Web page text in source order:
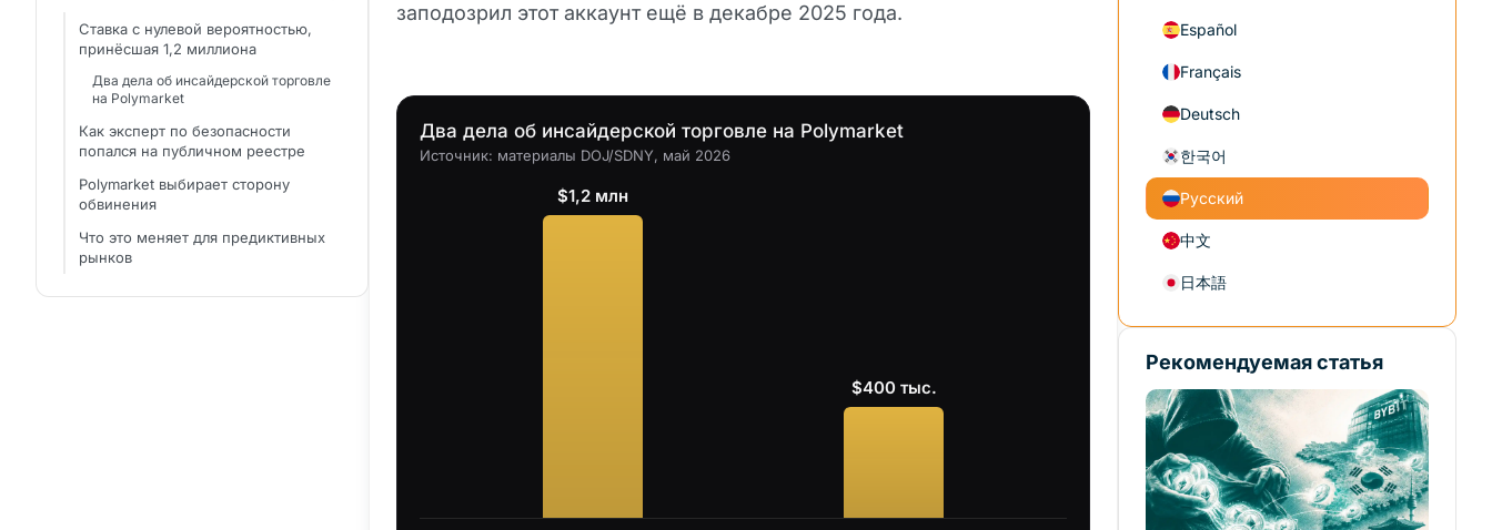
заподозрил этот аккаунт ещё в декабре 2025 года.
Два дела об инсайдерской торговле на Polymarket
Источник: материалы DOJ/SDNY, май 2026
$1,2 млн
$400 тыс.
Ставка с нулевой вероятностью,
принёсшая 1,2 миллиона
Два дела об инсайдерской торговле
на Polymarket
Как эксперт по безопасности
попался на публичном реестре
Polymarket выбирает сторону
обвинения
Что это меняет для предиктивных
рынков
Español
Français
Deutsch
한국어
Русский
中文
日本語
Рекомендуемая статья